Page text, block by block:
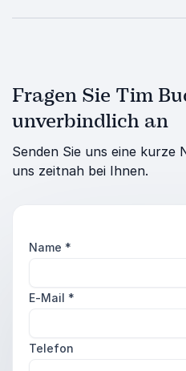
Fragen Sie Tim
unverbindlich an
Senden Sie uns eine kurze
uns zeitnah bei Ihnen.
Name *
E-Mail *
Telefon